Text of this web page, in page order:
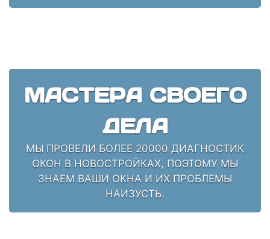
МАСТЕРА СВОЕГО
ДЕЛА
МЫ ПРОВЕЛИ БОЛЕЕ 20000 ДИАГНОСТИК
ОКОН В НОВОСТРОЙКАХ, ПОЭТОМУ МЫ
ЗНАЕМ ВАШИ ОКНА И ИХ ПРОБЛЕМЫ
НАИЗУСТЬ.